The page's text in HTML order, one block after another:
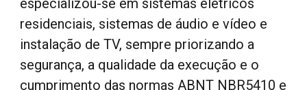
residenciais, sistemas de áudio e vídeo e
instalação de TV, sempre priorizando a
segurança, a qualidade da execução e o
cumprimento das normas ABNT NBR5410 e